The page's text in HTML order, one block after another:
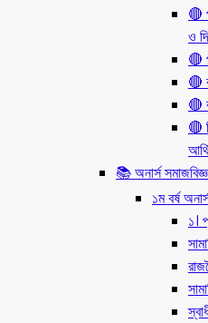
🔴
ও
🔴
🔴
🔴
🔴
📚 অনার্স
১ম বর্ষ
১।